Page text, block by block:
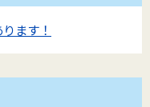
ます！